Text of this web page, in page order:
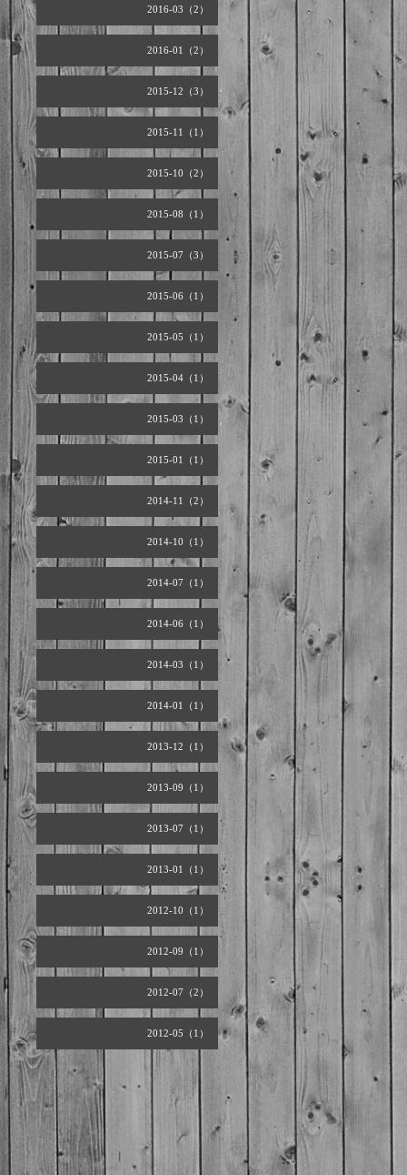
2016-03（2）
2016-01（2）
2015-12（3）
2015-11（1）
2015-10（2）
2015-08（1）
2015-07（3）
2015-06（1）
2015-05（1）
2015-04（1）
2015-03（1）
2015-01（1）
2014-11（2）
2014-10（1）
2014-07（1）
2014-06（1）
2014-03（1）
2014-01（1）
2013-12（1）
2013-09（1）
2013-07（1）
2013-01（1）
2012-10（1）
2012-09（1）
2012-07（2）
2012-05（1）